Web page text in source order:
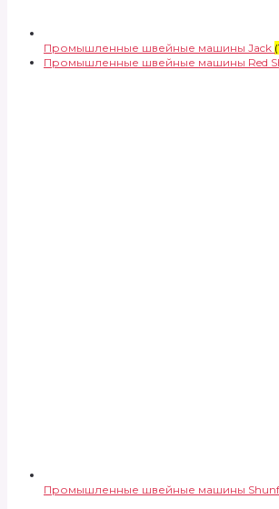
Промышленные швейные машины Jack
Промышленные швейные машины Red
Промышленные швейные машины